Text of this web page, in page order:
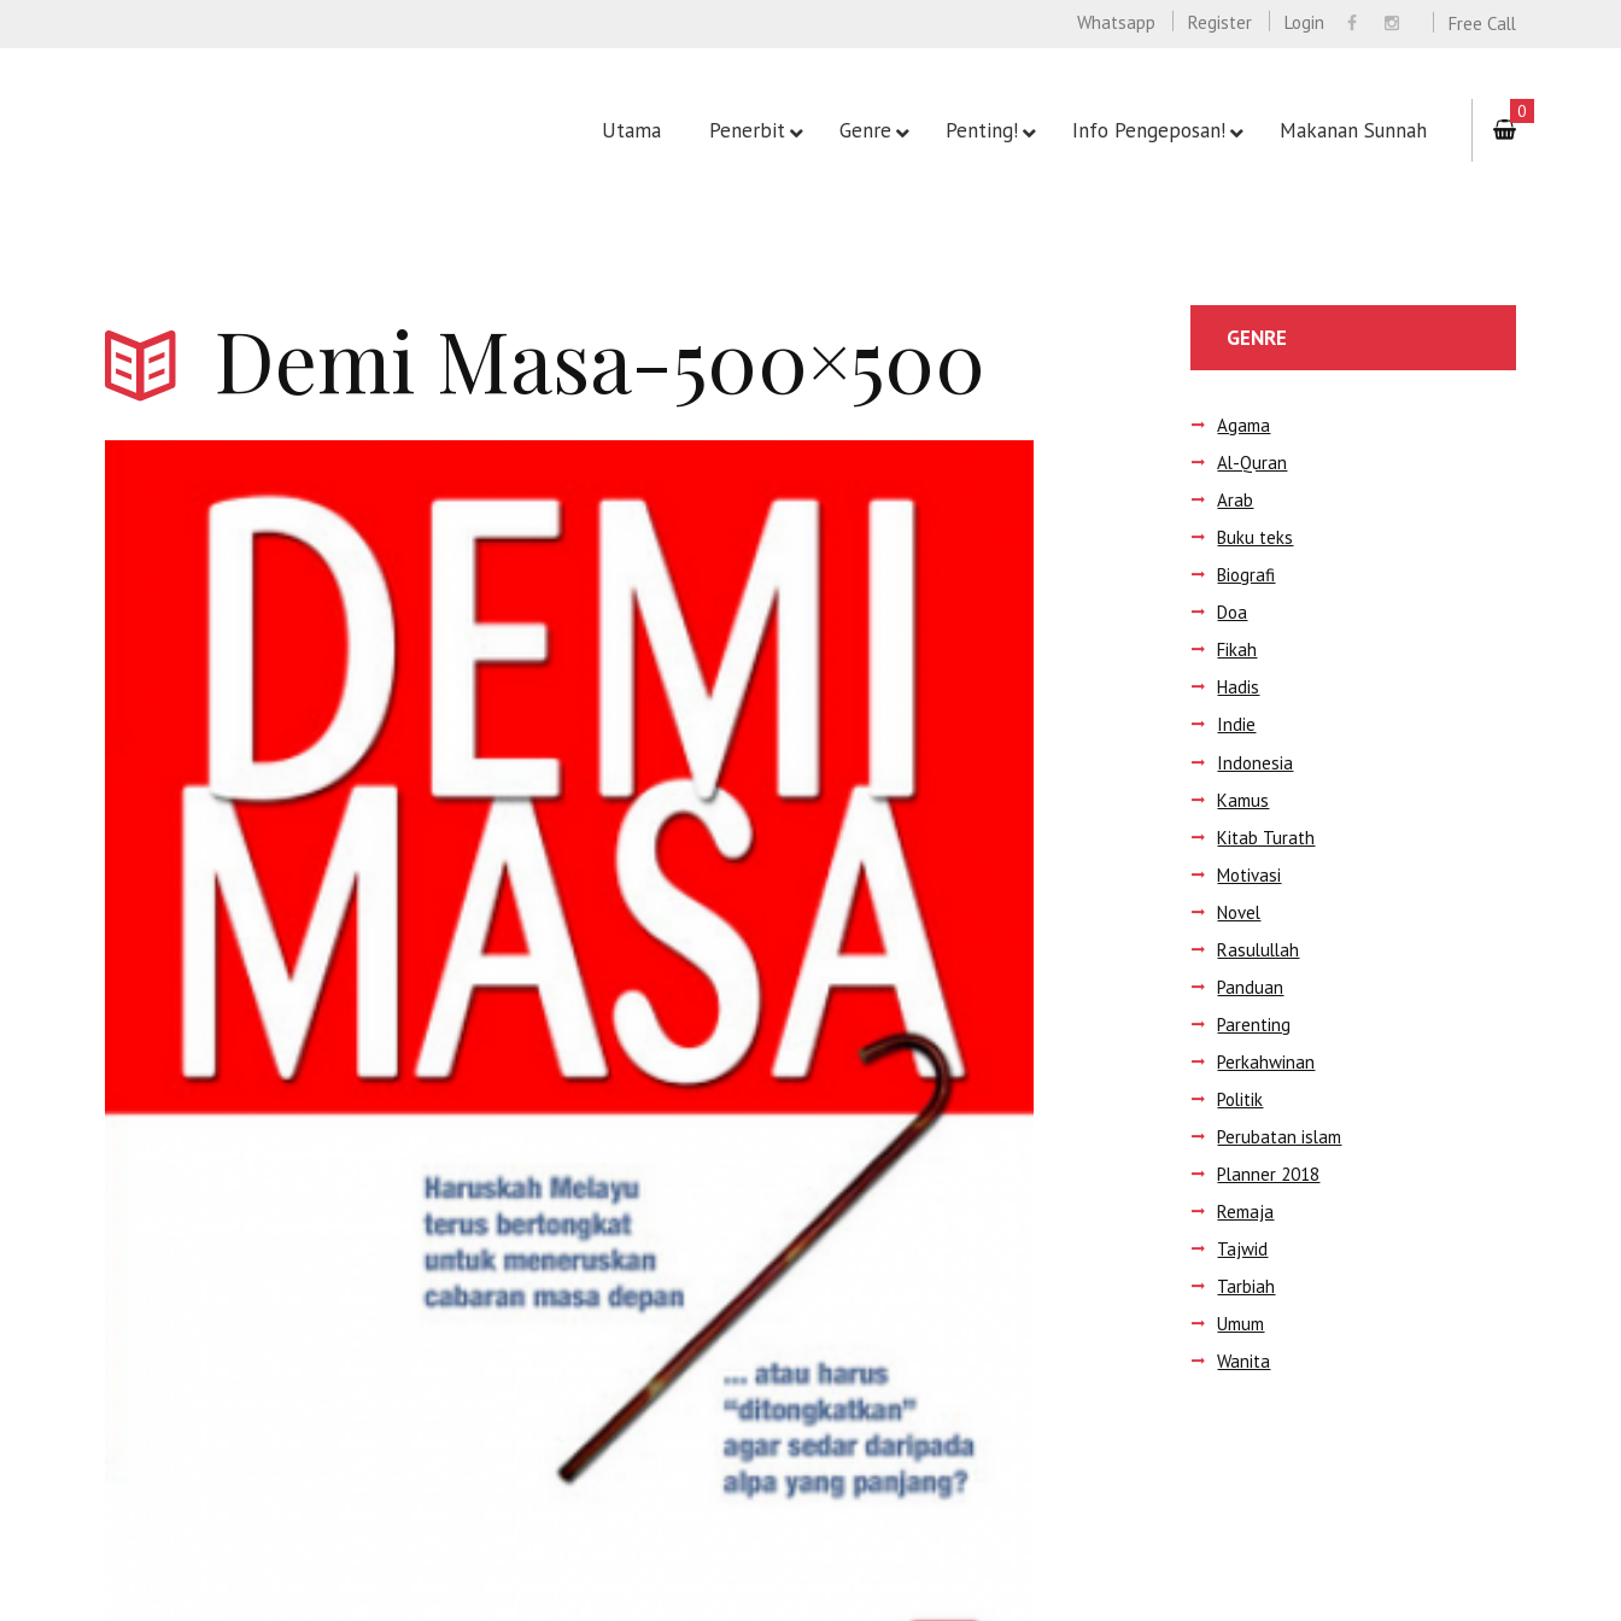
Free Call
Whatsapp Register Login
Utama Penerbit Genre Penting! Info Pengeposan! Makanan Sunnah
0
Demi Masa-500×500
Next item
Rindu Bau Pohon Tin-
500x500
GENRE
Agama
Al-Quran
Arab
Buku teks
Biografi
Doa
Fikah
Hadis
Indie
Indonesia
Kamus
Kitab Turath
Motivasi
Novel
Rasulullah
Panduan
Parenting
Perkahwinan
Politik
Perubatan islam
Planner 2018
Remaja
Tajwid
Tarbiah
Umum
Wanita